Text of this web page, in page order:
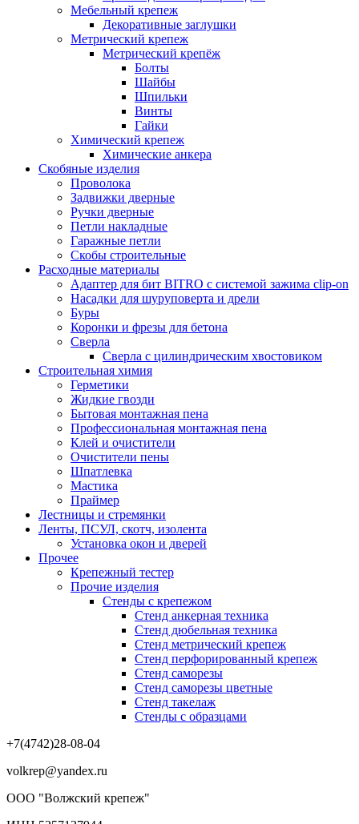
Мебельный крепеж
Декоративные заглушки
Метрический крепеж
Метрический крепёж
Болты
Шайбы
Шпильки
Винты
Гайки
Химический крепеж
Химические анкера
Скобяные изделия
Проволока
Задвижки дверные
Ручки дверные
Петли накладные
Гаражные петли
Скобы строительные
Расходные материалы
Адаптер для бит BITRO с системой зажима clip-on
Насадки для шуруповерта и дрели
Буры
Коронки и фрезы для бетона
Сверла
Сверла с цилиндрическим хвостовиком
Строительная химия
Герметики
Жидкие гвозди
Бытовая монтажная пена
Профессиональная монтажная пена
Клей и очистители
Очистители пены
Шпатлевка
Мастика
Праймер
Лестницы и стремянки
Ленты, ПСУЛ, скотч, изолента
Установка окон и дверей
Прочее
Крепежный тестер
Прочие изделия
Стенды с крепежом
Стенд анкерная техника
Стенд дюбельная техника
Стенд метрический крепеж
Стенд перфорированный крепеж
Стенд саморезы
Стенд саморезы цветные
Стенд такелаж
Стенды с образцами
+7(4742)28-08-04
volkrep@yandex.ru
ООО "Волжский крепеж"